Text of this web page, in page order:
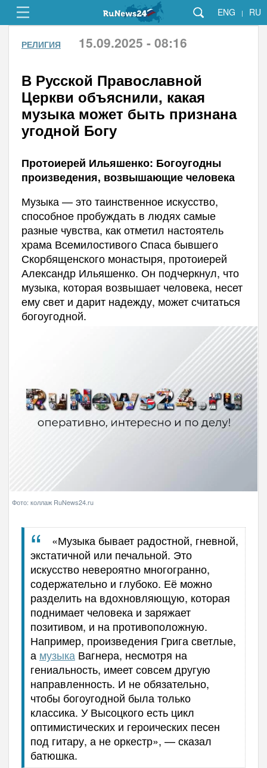
ENG | RU
РЕЛИГИЯ 15.09.2025 - 08:16
В Русской Православной
Церкви объяснили, какая
музыка может быть признана
угодной Богу
Протоиерей Ильяшенко: Богоугодны
произведения, возвышающие человека
Музыка — это таинственное искусство,
способное пробуждать в людях самые
разные чувства, как отметил настоятель
храма Всемилостивого Спаса бывшего
Скорбященского монастыря, протоиерей
Александр Ильяшенко. Он подчеркнул, что
музыка, которая возвышает человека, несет
ему свет и дарит надежду, может считаться
богоугодной.
Фото: коллаж RuNews24.ru
«Музыка бывает радостной, гневной,
экстатичной или печальной. Это
искусство невероятно многогранно,
содержательно и глубоко. Её можно
разделить на вдохновляющую, которая
поднимает человека и заряжает
позитивом, и на противоположную.
Например, произведения Грига светлые,
а музыка Вагнера, несмотря на
гениальность, имеет совсем другую
направленность. И не обязательно,
чтобы богоугодной была только
классика. У Высоцкого есть цикл
оптимистических и героических песен
под гитару, а не оркестр», — сказал
батюшка.